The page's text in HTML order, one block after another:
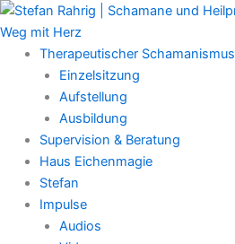
Zum
Inhalt
springenTherapeutischer Schamanismus
Einzelsitzung
Aufstellung
Ausbildung
Supervision & Beratung
Haus Eichenmagie
Stefan
Impulse
Audios
Main
Menu